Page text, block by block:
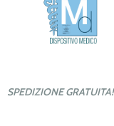
SPEDIZIONE GRATUITA!